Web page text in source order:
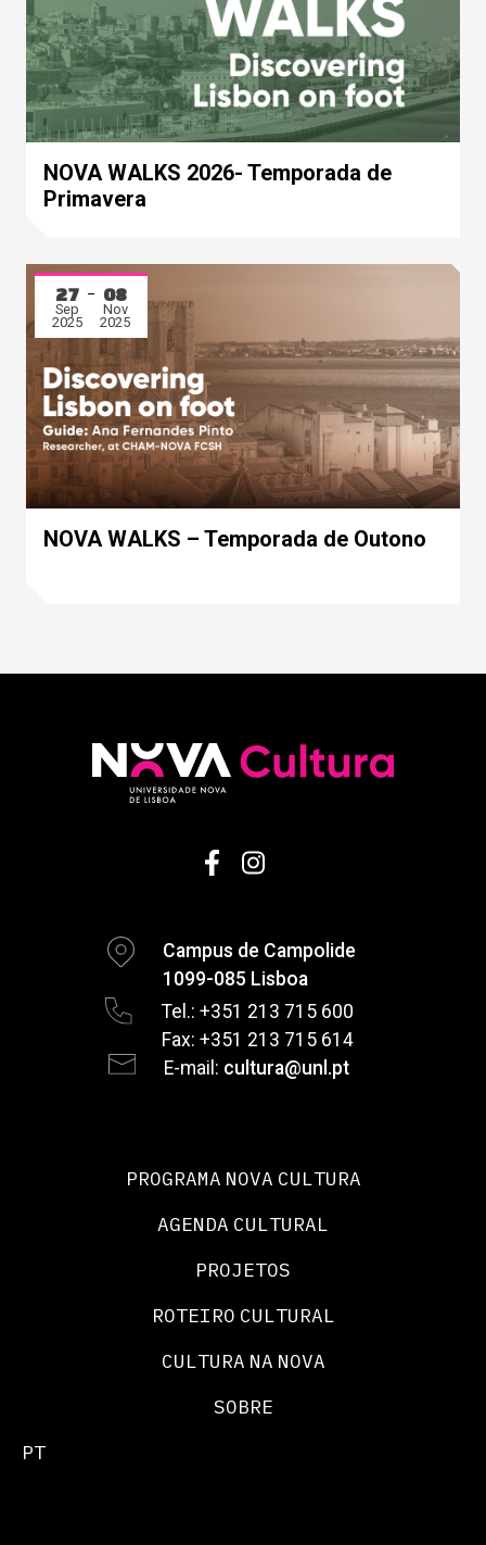
NOVA WALKS 2026- Temporada de
Primavera
27
Sep
2025
08
Nov
2025
NOVA WALKS – Temporada de Outono
Campus de Campolide
1099-085 Lisboa
Tel.: +351 213 715 600
Fax: +351 213 715 614
E-mail: cultura@unl.pt
PROGRAMA NOVA CULTURA
AGENDA CULTURAL
PROJETOS
ROTEIRO CULTURAL
CULTURA NA NOVA
SOBRE
PT